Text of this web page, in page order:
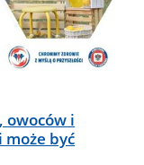
owoców i
być